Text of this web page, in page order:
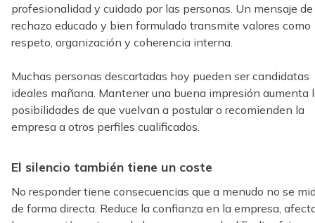
profesionalidad y cuidado por las personas. Un mensaje de
rechazo educado y bien formulado transmite valores como
respeto, organización y coherencia interna.
Muchas personas descartadas hoy pueden ser candidatas
ideales mañana. Mantener una buena impresión aumenta
posibilidades de que vuelvan a postular o recomienden la
empresa a otros perfiles cualificados.
El silencio también tiene un coste
No responder tiene consecuencias que a menudo no se
de forma directa. Reduce la confianza en la empresa,